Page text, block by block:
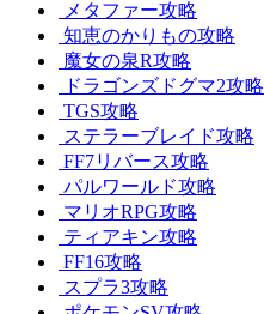
メタファー攻略
知恵のかりもの攻略
魔女の泉R攻略
ドラゴンズドグマ2攻略
TGS攻略
ステラーブレイド攻略
FF7リバース攻略
パルワールド攻略
マリオRPG攻略
ティアキン攻略
FF16攻略
スプラ3攻略